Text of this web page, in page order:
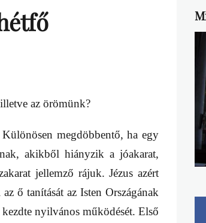
az örömünk?
megdöbbentő, ha egy
akikből hiányzik a jóakarat,
jellemző rájuk. Jézus azért
ő tanítását az Isten Országának
nyilvános működését. Első